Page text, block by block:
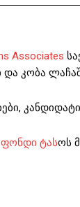
Associates
და კობა
ფონდი ტასოს